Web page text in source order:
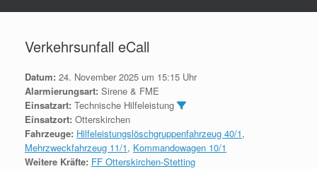
Verkehrsunfall eCall
Datum: 24. November 2025 um 15:15 Uhr
Alarmierungsart: Sirene & FME
Einsatzart: Technische Hilfeleistung
Einsatzort: Otterskirchen
Fahrzeuge: Hilfeleistungslöschgruppenfahrzeug 40/1,
Mehrzweckfahrzeug 11/1, Kommandowagen 10/1
Weitere Kräfte: FF Otterskirchen-Stetting